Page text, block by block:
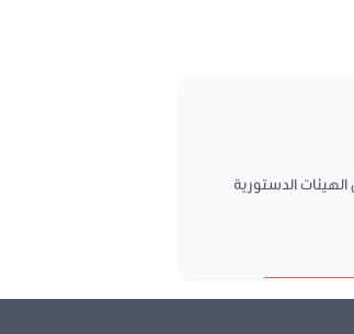
بين الهيئات الدستورية